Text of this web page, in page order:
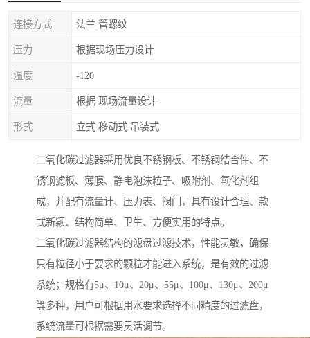
连接方式 法兰 管螺纹
压力 根据现场压力设计
温度 -120
流量 根据 现场流量设计
形式 立式 移动式 吊装式
二氧化碳过滤器采用优良不锈钢板、不锈钢结合件、不
锈钢滤板、薄膜、静电泡沫粒子、吸附剂、氧化剂组
成，并配有流量计、压力表、阀门，具有设计合理、款
式新颖、结构简单、卫生、方便实用的特点。
二氧化碳过滤器结构的滤盘过滤技术，性能灵敏，确保
只有粒径小于要求的颗粒才能进入系统，是有效的过滤
系统；规格有5μ、10μ、20μ、55μ、100μ、130μ、200μ
等多种，用户可根据用水要求选择不同精度的过滤盘，
系统流量可根据需要灵活调节。